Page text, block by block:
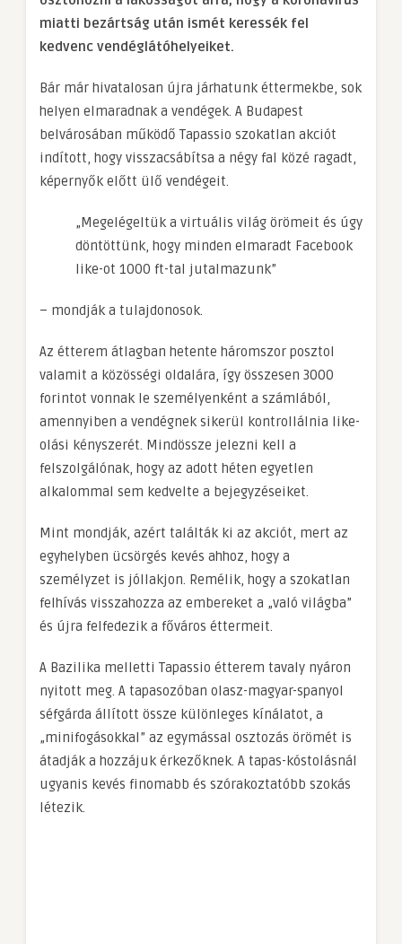
miatti bezártság után ismét keressék fel
kedvenc vendéglátóhelyeiket.
Bár már hivatalosan újra járhatunk éttermekbe, sok
helyen elmaradnak a vendégek. A Budapest
belvárosában működő Tapassio szokatlan akciót
indított, hogy visszacsábítsa a négy fal közé ragadt,
képernyők előtt ülő vendégeit.
„Megelégeltük a virtuális világ örömeit és úgy
döntöttünk, hogy minden elmaradt Facebook
like-ot 1000 ft-tal jutalmazunk”
– mondják a tulajdonosok.
Az étterem átlagban hetente háromszor posztol
valamit a közösségi oldalára, így összesen 3000
forintot vonnak le személyenként a számlából,
amennyiben a vendégnek sikerül kontrollálnia like-
olási kényszerét. Mindössze jelezni kell a
felszolgálónak, hogy az adott héten egyetlen
alkalommal sem kedvelte a bejegyzéseiket.
Mint mondják, azért találták ki az akciót, mert az
egyhelyben ücsörgés kevés ahhoz, hogy a
személyzet is jóllakjon. Remélik, hogy a szokatlan
felhívás visszahozza az embereket a „való világba”
és újra felfedezik a főváros éttermeit.
A Bazilika melletti Tapassio étterem tavaly nyáron
nyitott meg. A tapasozóban olasz-magyar-spanyol
séfgárda állított össze különleges kínálatot, a
„minifogásokkal” az egymással osztozás örömét is
átadják a hozzájuk érkezőknek. A tapas-kóstolásnál
ugyanis kevés finomabb és szórakoztatóbb szokás
létezik.